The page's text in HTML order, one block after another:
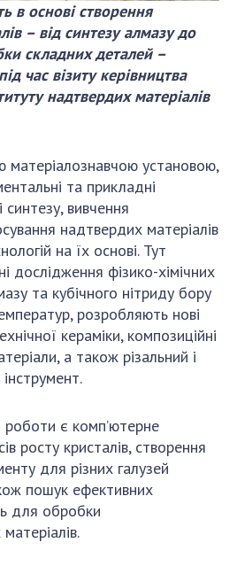
НАН України
НАН України
та видавнича діяльність
власності та
в наукових установах
становлять національне
користування
НАН України
діяльності
досліджень НАН України
НАН України
кадрів
в основі створення
– від синтезу алмазу до
складних деталей –
час візиту керівництва
надтвердих матеріалів
матеріалознавчою установою,
та прикладні
синтезу, вивчення
надтвердих матеріалів
на їх основі. Тут
дослідження фізико-хімічних
та кубічного нітриду бору
розробляють нові
кераміки, композиційні
а також різальний і
є комп’ютерне
росту кристалів, створення
для різних галузей
пошук ефективних
для обробки